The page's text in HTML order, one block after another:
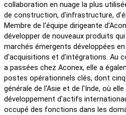
collaboration en nuage la plus
de construction, d'infrastructure,
Membre de l'équipe dirigeante
développer de nouveaux produits
marchés émergents développées
d'acquisitions et d'intégrations. Au
a passées chez Aconex, elle a
postes opérationnels clés, dont
générale de l'Asie et de l'Inde, où
développement d'actifs
occupé des fonctions dans les